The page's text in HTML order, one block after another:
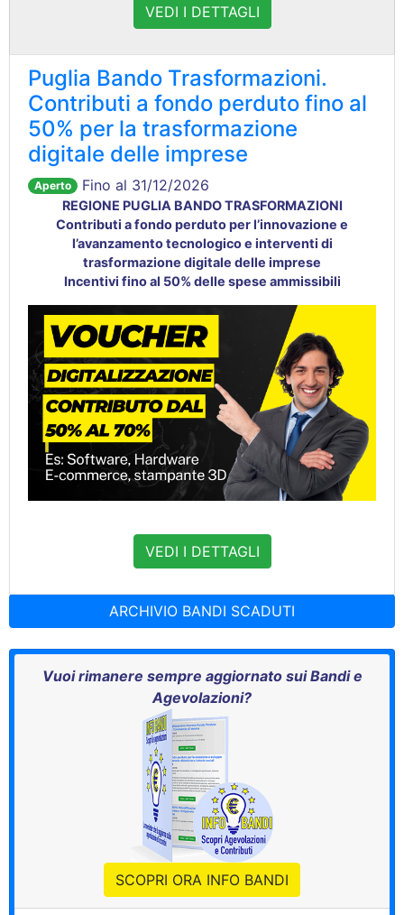
VEDI I DETTAGLI
Puglia Bando Trasformazioni.
Contributi a fondo perduto fino al
50% per la trasformazione
digitale delle imprese
Aperto Fino al 31/12/2026
REGIONE PUGLIA BANDO TRASFORMAZIONI
Contributi a fondo perduto per l’innovazione e
l’avanzamento tecnologico e interventi di
trasformazione digitale delle imprese
Incentivi fino al 50% delle spese ammissibili
VEDI I DETTAGLI
ARCHIVIO BANDI SCADUTI
Vuoi rimanere sempre aggiornato sui Bandi e
Agevolazioni?
SCOPRI ORA INFO BANDI